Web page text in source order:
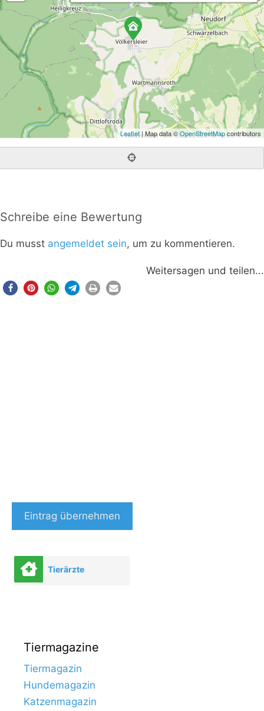
Leaflet| Map data ©OpenStreetMapcontributors
Schreibe eine Bewertung
Du musst angemeldet sein, um zu kommentieren.
Weitersagen und teilen...
Eintrag übernehmen
Tierärzte
Tiermagazine
Tiermagazin
Hundemagazin
Katzenmagazin